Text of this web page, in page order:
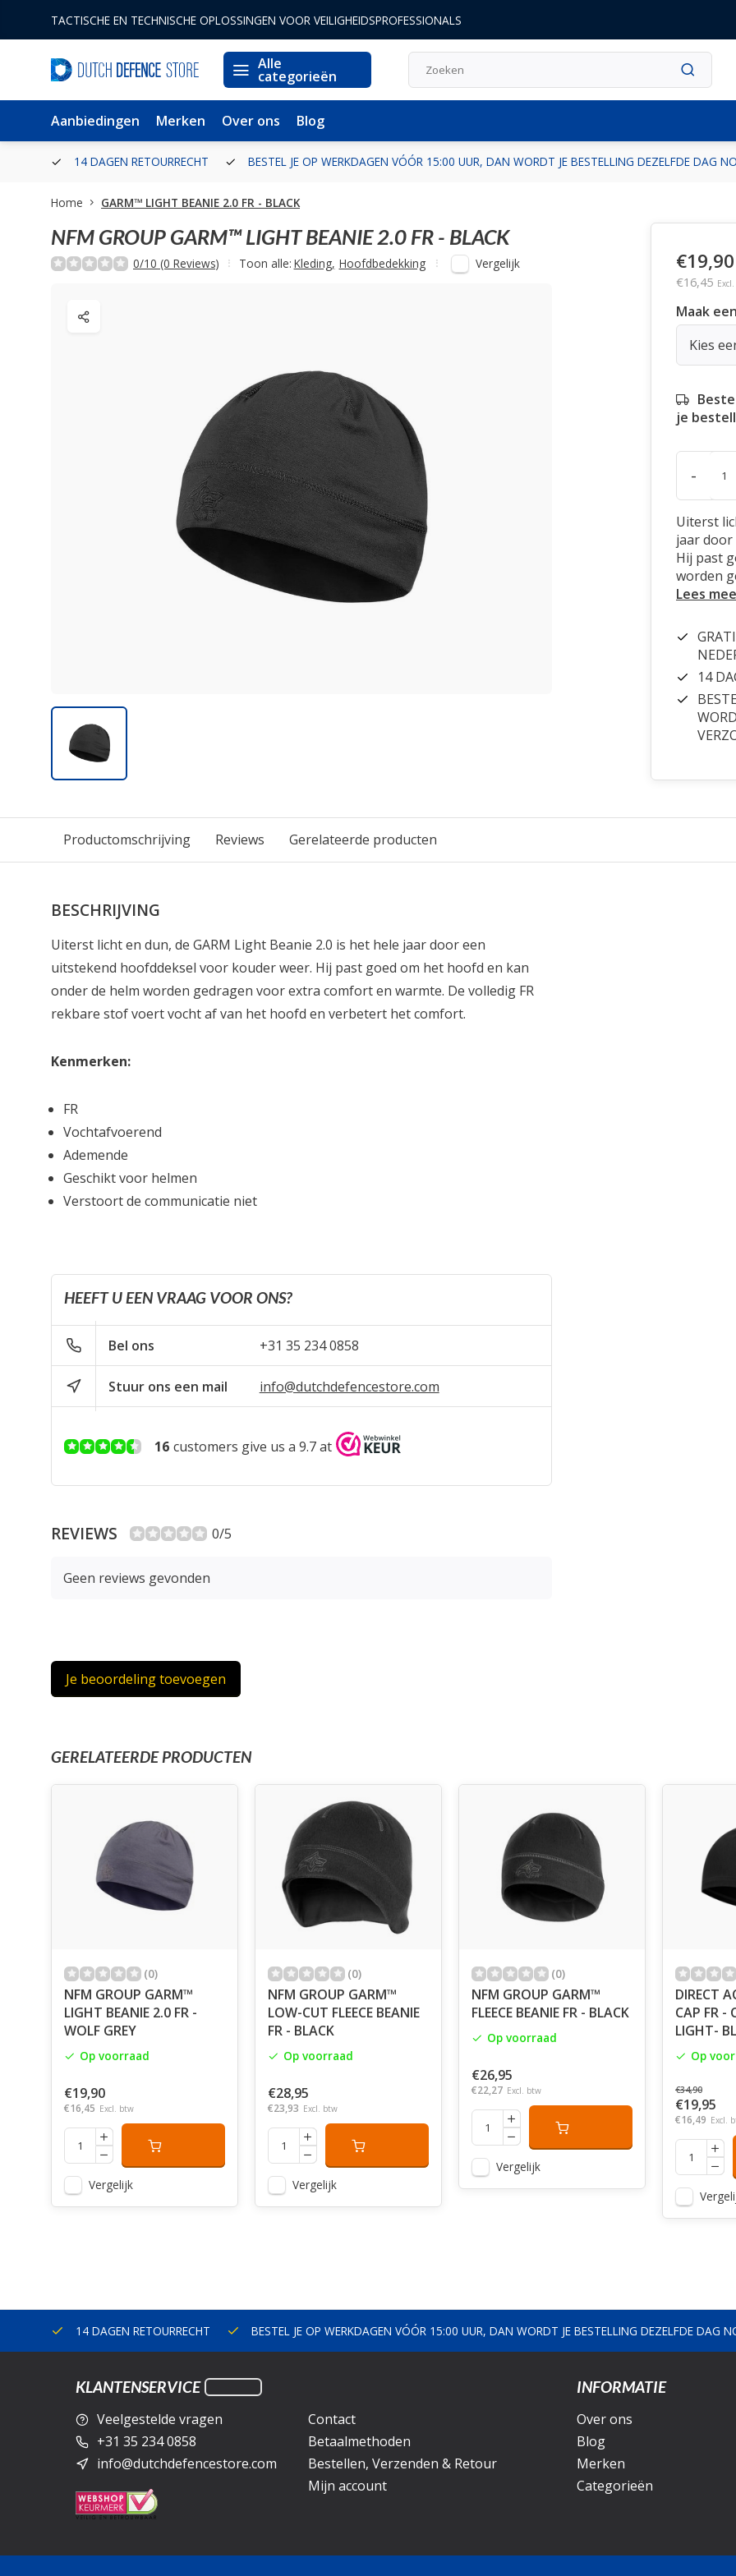
TACTISCHE EN TECHNISCHE OPLOSSINGEN VOOR VEILIGHEIDSPROFESSIONALS
Alle
categorieën
Aanbiedingen Merken Over ons Blog
14 DAGEN RETOURRECHT BESTEL JE OP WERKDAGEN VÓÓR 15:00 UUR, DAN WORDT JE BESTELLING DEZELFDE DAG
Home GARM™ LIGHT BEANIE 2.0 FR - BLACK
NFM GROUP GARM™ LIGHT BEANIE 2.0 FR - BLACK
0/10 (0 Reviews) Toon alle: Kleding, Hoofdbedekking Vergelijk €19,90
€16,45
Maak
Kies
je
-
Uiterst
jaar
Hij past
worden
Lees
14
Productomschrijving Reviews Gerelateerde producten
BESCHRIJVING
Uiterst licht en dun, de GARM Light Beanie 2.0 is het hele jaar door een
uitstekend hoofddeksel voor kouder weer. Hij past goed om het hoofd en kan
onder de helm worden gedragen voor extra comfort en warmte. De volledig FR
rekbare stof voert vocht af van het hoofd en verbetert het comfort.
Kenmerken:
FR
Vochtafvoerend
Ademende
Geschikt voor helmen
Verstoort de communicatie niet
HEEFT U EEN VRAAG VOOR ONS?
Bel ons +31 35 234 0858
Stuur ons een mail info@dutchdefencestore.com
16 customers give us a 9.7 at
REVIEWS 0/5
Geen reviews gevonden
Je beoordeling toevoegen
GERELATEERDE PRODUCTEN
(0)
NFM GROUP GARM™
LIGHT BEANIE 2.0 FR -
WOLF GREY
Op voorraad
€19,90
€16,45 Excl. btw
Vergelijk
(0)
NFM GROUP GARM™
LOW-CUT FLEECE BEANIE
FR - BLACK
Op voorraad
€28,95
€23,93 Excl. btw
Vergelijk
(0)
NFM GROUP GARM™
FLEECE BEANIE FR - BLACK
Op voorraad
€26,95
€22,27 Excl. btw
Vergelijk
DIRECT
CAP FR -
LIGHT-
Op
€34,90
€19,95
€16,49 Excl.
14 DAGEN RETOURRECHT BESTEL JE OP WERKDAGEN VÓÓR 15:00 UUR, DAN WORDT JE BESTELLING DEZELFDE DAG
KLANTENSERVICE
Veelgestelde vragen
+31 35 234 0858
info@dutchdefencestore.com
Contact
Betaalmethoden
Bestellen, Verzenden & Retour
Mijn account
INFORMATIE
Over ons
Blog
Merken
Categorieën